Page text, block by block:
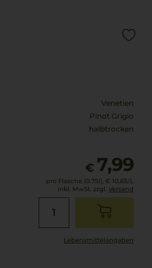
Venetien
Pinot Grigio
halbtrocken
€ 7,99
pro Flasche (0.75l), € 10,65/L
inkl. MwSt. zzgl. Versand
Lebensmittel­angaben